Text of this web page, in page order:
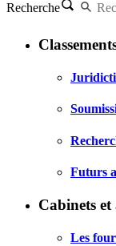
Recherche
Futurs
Cabinets et
Les